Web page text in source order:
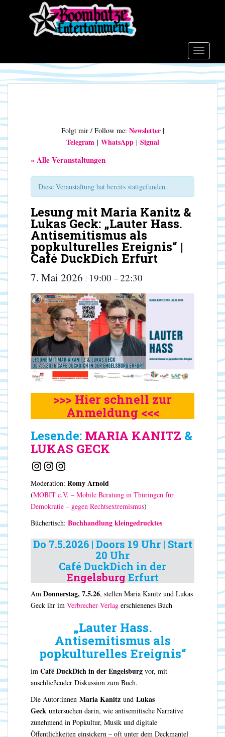
o
m
a
c
t
e
n
Folgt mir / Follow me: Newsletter|
Telegram| WhatsApp| Signal
« Alle Veranstaltungen
Diese Veranstaltung hat bereits stattgefunden.
Lesung mit Maria Kanitz &
Lukas Geck: „Lauter Hass.
Antisemitismus als
popkulturelles Ereignis“ |
Café DuckDich Erfurt
7. Mai 2026 | 19:00 – 22:30
>>> Hier schnell zur
Anmeldung <<<
Lesende: MARIA KANITZ &
LUKAS GECK
Instagram
Instagram
Instagram
Moderation: Romy Arnold
(MOBIT e.V. – Mobile Beratung in Thüringen für
Demokratie – gegen Rechtsextremismus)
Büchertisch: Buchhandlung kleingedrucktes
Do 7.5.2026 | Doors 19 Uhr | Start
20 Uhr
Café DuckDich in der
Engelsburg Erfurt
Am Donnerstag, 7.5.26, stellen Maria Kanitz und Lukas
Geck ihr im Verbrecher Verlag erschienenes Buch
„Lauter Hass.
Antisemitismus als
popkulturelles Ereignis“
im Café DuckDich in der Engelsburg vor, mit
anschließender Diskussion zum Buch.
Die Autor:innen Maria Kanitz und Lukas
Geck untersuchen darin, wie antisemitische Narrative
zunehmend in Popkultur, Musik und digitale
Öffentlichkeiten einsickern – oft unter dem Deckmantel